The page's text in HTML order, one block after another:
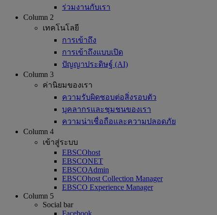
ร่วมงานกับเรา
Column 2
เทคโนโลยี
การเข้าถึง
การเข้าถึงแบบเปิด
ปัญญาประดิษฐ์ (AI)
Column 3
ค่านิยมของเรา
ความรับผิดชอบต่อสิ่งรอบตัว
บุคลากรและชุมชนของเรา
ความน่าเชื่อถือและความปลอดภัย
Column 4
เข้าสู่ระบบ
EBSCOhost
EBSCONET
EBSCOAdmin
EBSCOhost Collection Manager
EBSCO Experience Manager
Column 5
Social bar